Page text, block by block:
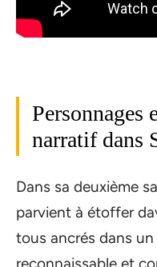
Personnages
narratif dans
Dans sa deuxième
parvient à étoffer
tous ancrés dans
reconnaissable et